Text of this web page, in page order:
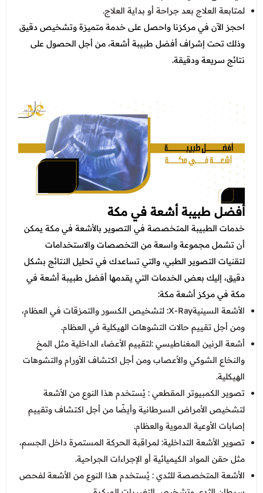
لمتابعة العلاج بعد جراحة أو بداية العلاج.
احجز الآن في مركزنا واحصل على خدمة متميزة وتشخيص دقيق
وذلك تحت إشراف أفضل طبيبة أشعة، من أجل الحصول على
نتائج سريعة ودقيقة.
أفضل طبيبة أشعة في مكة
خدمات الطبيبة المتخصصة في التصوير بالأشعة في مكة يمكن
أن تشمل مجموعة واسعة من التخصصات والاستخدامات
لتقنيات التصوير الطبي، والتي تساعدك في تحليل النتائج بشكل
دقيق، إليك بعض الخدمات التي يقدمها أفضل طبيبة أشعة في
مكة في مركز أشعة مكة:
الأشعة السينيةX-Ray: لتشخيص الكسور والتمزقات في العظام،
ومن أجل تقييم حالات التشوهات الهيكلية في العظام.
أشعة الرنين المغناطيسي :لتقييم الأعضاء الداخلية مثل المخ
والنخاع الشوكي والأعصاب ومن أجل اكتشاف الأورام والتشوهات
الهيكلية.
تصوير الكمبيوتر المقطعي : يُستخدم هذا النوع من الأشعة
لتشخيص الأمراض السرطانية وأيضًا من أجل اكتشاف وتقييم
إصابات الأوعية الدموية والعظام.
تصوير الأشعة التداخلية: لمراقبة الحركة المستمرة داخل الجسم،
مثل حقن المواد الكيميائية أو الإجراءات الجراحية.
الأشعة المتخصصة للثدي : يُستخدم هذا النوع من الأشعة لفحص